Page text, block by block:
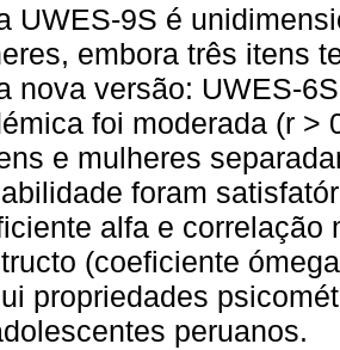
UWES-9S é
embora três itens
nova versão: UWES-
foi moderada (r >
e mulheres
foram
alfa e correlação
(coeficiente
propriedades
peruanos.